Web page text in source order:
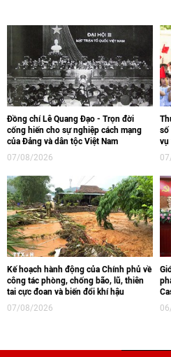
Đồng chí Lê Quang Đạo - Trọn đời
cống hiến cho sự nghiệp cách mạng
của Đảng và dân tộc Việt Nam
07/08/2026
số
vụ
Kế hoạch hành động của Chính phủ về
công tác phòng, chống bão, lũ, thiên
tai cực đoan và biến đổi khí hậu
07/08/2026